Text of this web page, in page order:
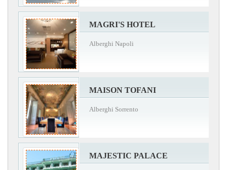
MAGRI'S HOTEL
Alberghi Napoli
MAISON TOFANI
Alberghi Sorrento
MAJESTIC PALACE